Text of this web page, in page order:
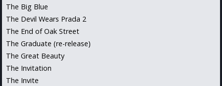
The Big Blue
The Devil Wears Prada 2
The End of Oak Street
The Graduate (re-release)
The Great Beauty
The Invitation
The Invite